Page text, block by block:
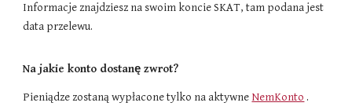
Informacje znajdziesz na swoim koncie SKAT, tam podana jest
data przelewu.
Na jakie konto dostanę zwrot?
Pieniądze zostaną wypłacone tylko na aktywne NemKonto .